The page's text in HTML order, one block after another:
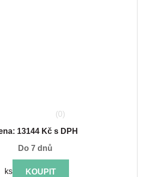
(0)
13144 Kč s DPH
do 7 dnů
ks KOUPIT